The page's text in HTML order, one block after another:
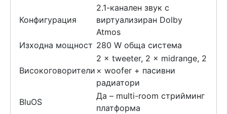
Конфигурация
2.1-канален звук с
виртуализиран Dolby
Atmos
Изходна мощност 280 W обща система
Високоговорители
2 × tweeter, 2 × midrange, 2
× woofer + пасивни
радиатори
BluOS
Да – multi-room стрийминг
платформа